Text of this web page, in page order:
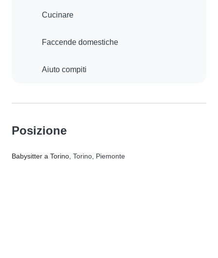
Cucinare
Faccende domestiche
Aiuto compiti
Posizione
Babysitter a Torino, Torino, Piemonte